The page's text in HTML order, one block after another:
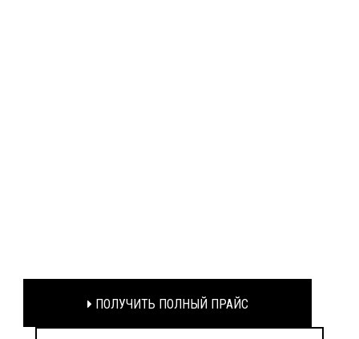
ПОЛУЧИТЬ ПОЛНЫЙ ПРАЙС